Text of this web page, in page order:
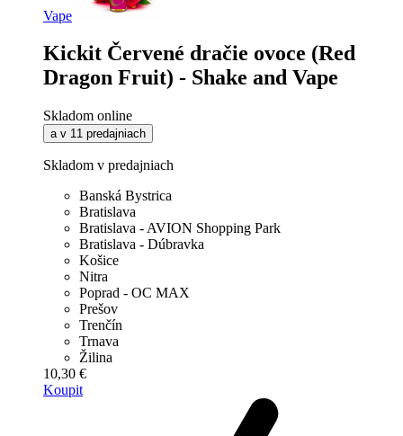
Vape
Kickit Červené dračie ovoce (Red
Dragon Fruit) - Shake and Vape
Skladom online
a v 11 predajniach
Skladom v predajniach
Banská Bystrica
Bratislava
Bratislava - AVION Shopping Park
Bratislava - Dúbravka
Košice
Nitra
Poprad - OC MAX
Prešov
Trenčín
Trnava
Žilina
10,30 €
Koupit